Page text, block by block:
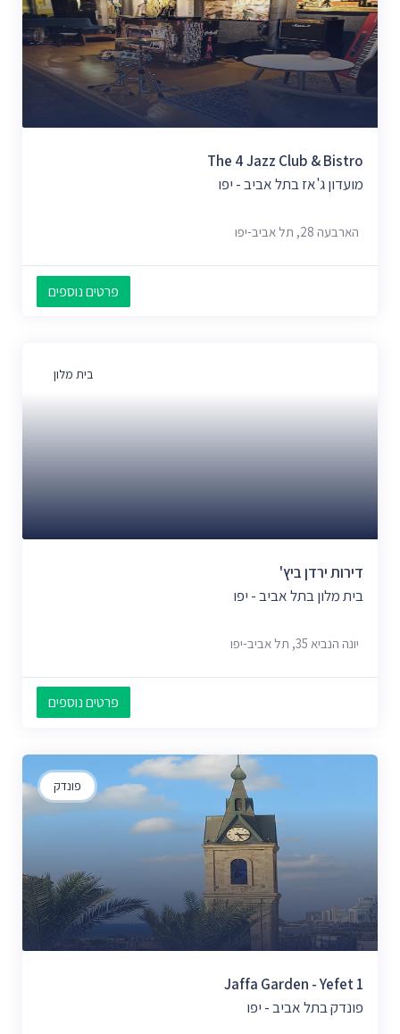
The 4 Jazz Club & Bistro
מועדון ג'אז בתל אביב - יפו
הארבעה 28, תל אביב-יפו
פרטים נוספים
בית מלון
דירות ירדן ביץ'
בית מלון בתל אביב - יפו
יונה הנביא 35, תל אביב-יפו
פרטים נוספים
פונדק
Jaffa Garden - Yefet 1
פונדק בתל אביב - יפו